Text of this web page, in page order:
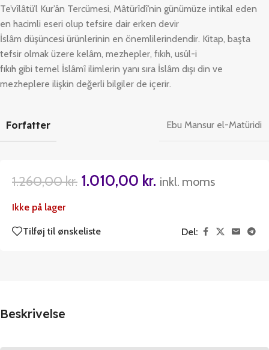
Te’vîlâtü’l Kur’ân Tercümesi, Mâtürîdî’nin günümüze intikal eden
en hacimli eseri olup tefsire dair erken devir
İslâm düşüncesi ürünlerinin en önemlilerindendir. Kitap, başta
tefsir olmak üzere kelâm, mezhepler, fıkıh, usûl-i
fıkıh gibi temel İslâmî ilimlerin yanı sıra İslâm dışı din ve
mezheplere ilişkin değerli bilgiler de içerir.
Forfatter Ebu Mansur el-Matüridi
1.260,00kr. 1.010,00 kr. inkl. moms
Ikke på lager
Tilføj til ønskeliste Del:
Beskrivelse